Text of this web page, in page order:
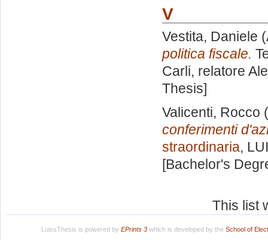
V
Vestita, Daniele
politica fiscale.
Carli, relatore
Thesis]
Valicenti, Rocco
conferimenti
straordinaria,
[Bachelor's
This list
LuissThesis is powered by EPrints 3which is developed by the School of